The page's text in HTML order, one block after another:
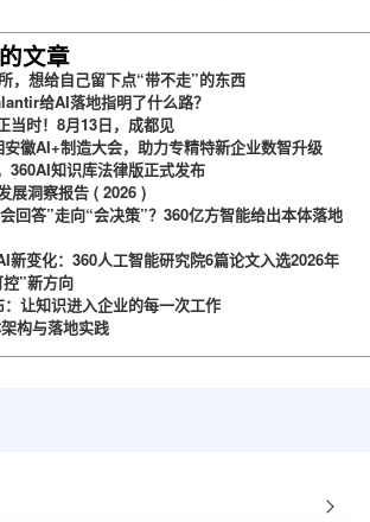
文章
，想给自己留下点“带不走”的东西
给AI落地指明了什么路？
当时！8月13日，成都见
徽AI+制造大会，助力专精特新企业数智升级
360AI知识库法律版正式发布
展洞察报告 ( 2026 )
回答”走向“会决策”？360亿方智能给出本体落地
新变化：360人工智能研究院6篇论文入选2026年
”新方向
让知识进入企业的每一次工作
构与落地实践